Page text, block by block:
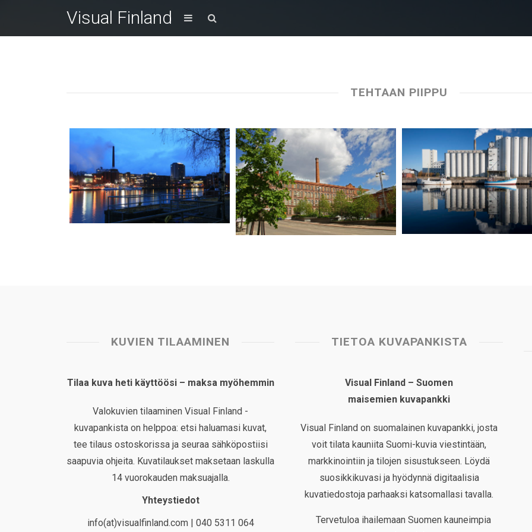
Visual Finland
TEHTAAN PIIPPU
KUVIEN TILAAMINEN
Tilaa kuva heti käyttöösi – maksa myöhemmin
Valokuvien tilaaminen Visual Finland -
kuvapankista on helppoa: etsi haluamasi kuvat,
tee tilaus ostoskorissa ja seuraa sähköpostiisi
saapuvia ohjeita. Kuvatilaukset maksetaan laskulla
14 vuorokauden maksuajalla.
Yhteystiedot
info(at)visualfinland.com | 040 5311 064
TIETOA KUVAPANKISTA
Visual Finland – Suomen
maisemien kuvapankki
Visual Finland on suomalainen kuvapankki, josta
voit tilata kauniita Suomi-kuvia viestintään,
markkinointiin ja tilojen sisustukseen. Löydä
suosikkikuvasi ja hyödynnä digitaalisia
kuvatiedostoja parhaaksi katsomallasi tavalla.
Tervetuloa ihailemaan Suomen kauneimpia